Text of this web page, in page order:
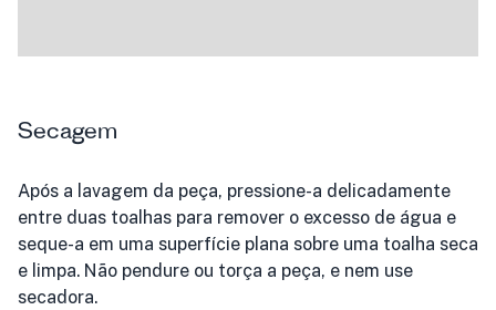
Secagem
Após a lavagem da peça, pressione-a delicadamente
entre duas toalhas para remover o excesso de água e
seque-a em uma superfície plana sobre uma toalha seca
e limpa. Não pendure ou torça a peça, e nem use
secadora.